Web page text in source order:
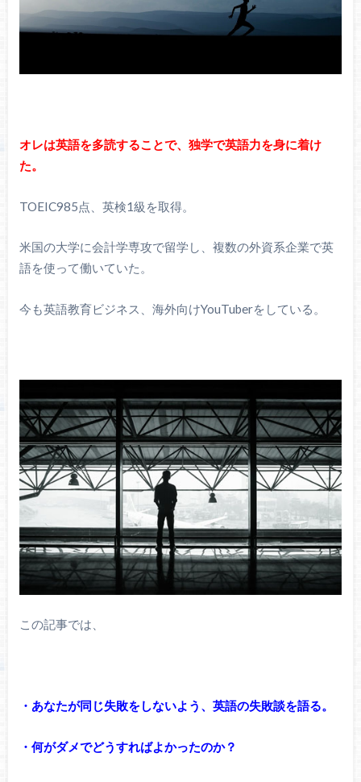
オレは英語を多読することで、独学で英語力を身に着け
た。
TOEIC985点、英検1級を取得。
米国の大学に会計学専攻で留学し、複数の外資系企業で英
語を使って働いていた。
今も英語教育ビジネス、海外向けYouTuberをしている。
この記事では、
・あなたが同じ失敗をしないよう、英語の失敗談を語る。
・何がダメでどうすればよかったのか？